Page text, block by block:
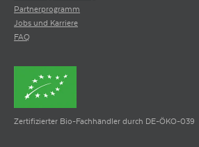
Partnerprogramm
Jobs und Karriere
FAQ
Zertifizierter Bio-Fachhändler durch DE-ÖKO-039